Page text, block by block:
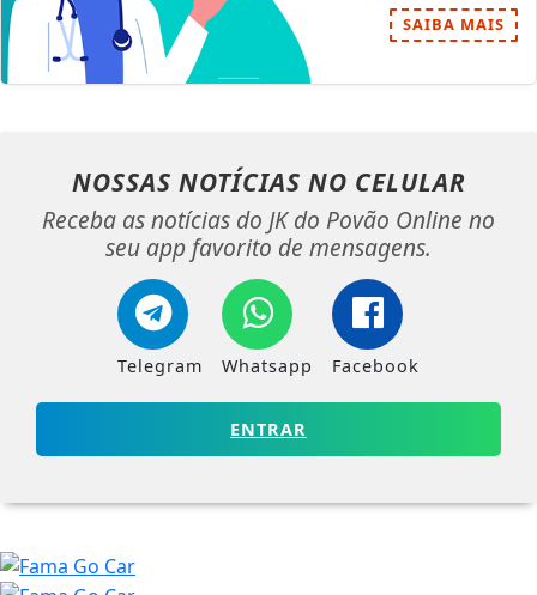
SAIBA MAIS
NOSSAS NOTÍCIAS NO CELULAR
Receba as notícias do JK do Povão Online no
seu app favorito de mensagens.
Telegram Whatsapp Facebook
ENTRAR